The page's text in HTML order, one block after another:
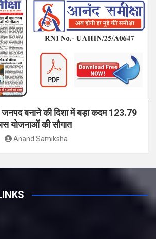
जनपद बनाने की दिशा में बड़ा कदम 123.79
योजनाओं की सौगात
Anand Samiksha